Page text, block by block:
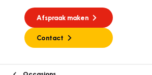
Afspraak maken
Contact